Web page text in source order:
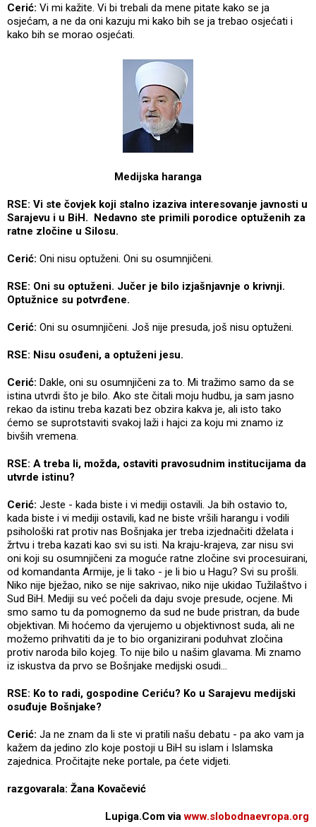
Cerić: Vi mi kažite. Vi bi trebali da mene pitate kako se ja
osjećam, a ne da oni kazuju mi kako bih se ja trebao osjećati i
kako bih se morao osjećati.
Medijska haranga
RSE: Vi ste čovjek koji stalno izaziva interesovanje javnosti u
Sarajevu i u BiH. Nedavno ste primili porodice optuženih za
ratne zločine u Silosu.
Cerić: Oni nisu optuženi. Oni su osumnjičeni.
RSE: Oni su optuženi. Jučer je bilo izjašnjavnje o krivnji.
Optužnice su potvrđene.
Cerić: Oni su osumnjičeni. Još nije presuda, još nisu optuženi.
RSE: Nisu osuđeni, a optuženi jesu.
Cerić: Dakle, oni su osumnjičeni za to. Mi tražimo samo da se
istina utvrdi što je bilo. Ako ste čitali moju hudbu, ja sam jasno
rekao da istinu treba kazati bez obzira kakva je, ali isto tako
ćemo se suprotstaviti svakoj laži i hajci za koju mi znamo iz
bivših vremena.
RSE: A treba li, možda, ostaviti pravosudnim institucijama da
utvrde istinu?
Cerić: Jeste - kada biste i vi mediji ostavili. Ja bih ostavio to,
kada biste i vi mediji ostavili, kad ne biste vršili harangu i vodili
psihološki rat protiv nas Bošnjaka jer treba izjednačiti dželata i
žrtvu i treba kazati kao svi su isti. Na kraju-krajeva, zar nisu svi
oni koji su osumnjičeni za moguće ratne zločine svi procesuirani,
od komandanta Armije, je li tako - je li bio u Hagu? Svi su prošli.
Niko nije bježao, niko se nije sakrivao, niko nije ukidao Tužilaštvo i
Sud BiH. Mediji su već počeli da daju svoje presude, ocjene. Mi
smo samo tu da pomognemo da sud ne bude pristran, da bude
objektivan. Mi hoćemo da vjerujemo u objektivnost suda, ali ne
možemo prihvatiti da je to bio organizirani poduhvat zločina
protiv naroda bilo kojeg. To nije bilo u našim glavama. Mi znamo
iz iskustva da prvo se Bošnjake medijski osudi...
RSE: Ko to radi, gospodine Ceriću? Ko u Sarajevu medijski
osuđuje Bošnjake?
Cerić: Ja ne znam da li ste vi pratili našu debatu - pa ako vam ja
kažem da jedino zlo koje postoji u BiH su islam i Islamska
zajednica. Pročitajte neke portale, pa ćete vidjeti.
razgovarala: Žana Kovačević
Lupiga.Com viawww.slobodnaevropa.org